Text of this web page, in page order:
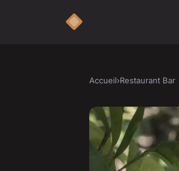
Accueil›Restaurant Bar